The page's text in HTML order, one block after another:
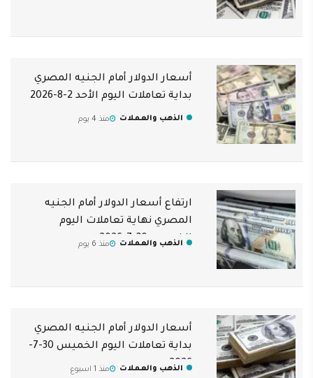
أسعار الدولار أمام الجنيه المصري
بداية تعاملات اليوم الأحد 2-8-2026
الذهب والعملات منذ 4 يوم
ارتفاع أسعار الدولار أمام الجنيه
المصري نهاية تعاملات اليوم
الخميس 30-7-2026
الذهب والعملات منذ 6 يوم
أسعار الدولار أمام الجنيه المصري
بداية تعاملات اليوم الخميس 30-7-
2026
الذهب والعملات منذ 1 اسبوع